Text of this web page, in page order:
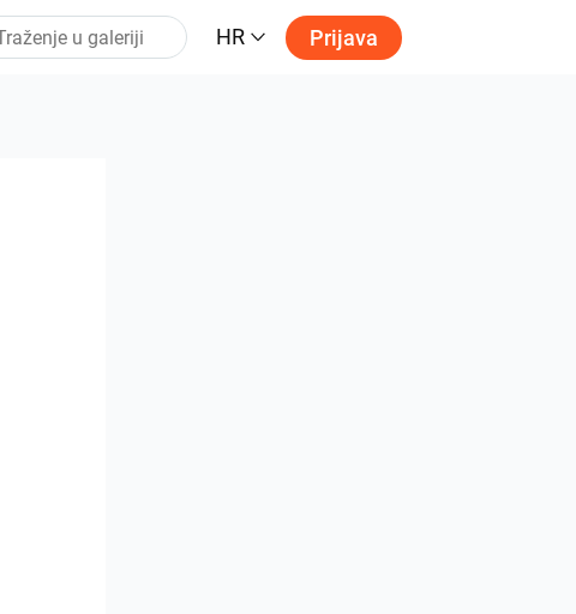
HR Prijava